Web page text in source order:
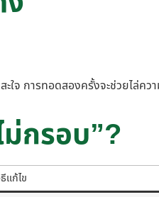
ใจ การทอดสองครั้งจะช่วยไล่ค
กรอบ”?
แก้ไข